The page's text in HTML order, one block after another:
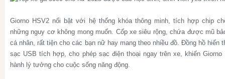
Giorno HSV2 nổi bật với hệ thống khóa thông minh, tích hợp chip
những nguy cơ không mong muốn. Cốp xe siêu rộng, chứa được mũ
cá nhân, rất tiện cho các bạn nữ hay mang theo nhiều đồ. Đồng hồ hiển
sạc USB tích hợp, cho phép sạc điện thoại ngay trên xe, khiến
hành lý tưởng cho cuộc sống năng động.